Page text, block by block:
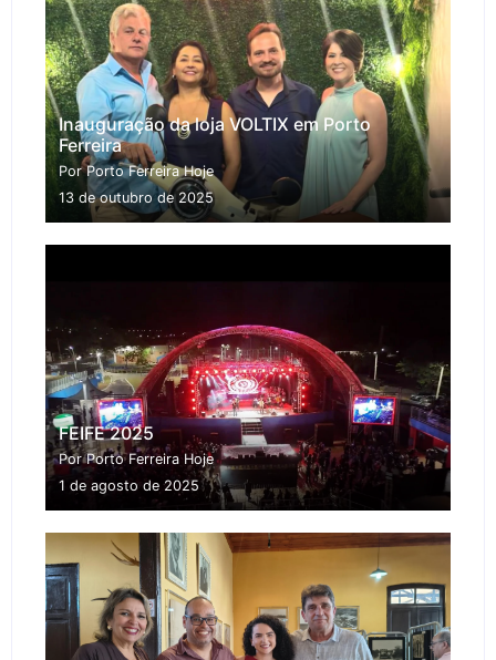
Inauguração da loja VOLTIX em Porto
Ferreira
Por Porto Ferreira Hoje
13 de outubro de 2025
FEIFE 2025
Por Porto Ferreira Hoje
1 de agosto de 2025